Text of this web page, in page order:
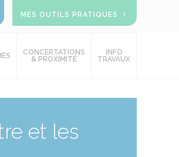
MES OUTILS PRATIQUES
CONCERTATIONS
& PROXIMITÉ
INFO
TRAVAUX
et les